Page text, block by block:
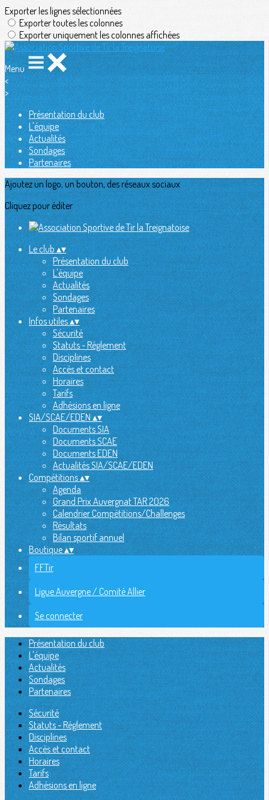
Exporter les lignes sélectionnées
Exporter toutes les colonnes
Exporter uniquement les colonnes affichées
Menu
<
>
Présentation du club
L'équipe
Actualités
Sondages
Partenaires
Ajoutez un logo, un bouton, des réseaux sociaux
Cliquez pour éditer
Le club▴▾
Présentation du club
L'équipe
Actualités
Sondages
Partenaires
Infos utiles▴▾
Sécurité
Statuts - Réglement
Disciplines
Accès et contact
Horaires
Tarifs
Adhésions en ligne
SIA/SCAE/EDEN▴▾
Documents SIA
Documents SCAE
Documents EDEN
Actualités SIA/SCAE/EDEN
Compétitions▴▾
Agenda
Grand Prix Auvergnat TAR 2026
Calendrier Compétitions/Challenges
Résultats
Bilan sportif annuel
Boutique▴▾
FFTir
Ligue Auvergne / Comité Allier
Se connecter
Présentation du club
L'équipe
Actualités
Sondages
Partenaires
Sécurité
Statuts - Réglement
Disciplines
Accès et contact
Horaires
Tarifs
Adhésions en ligne